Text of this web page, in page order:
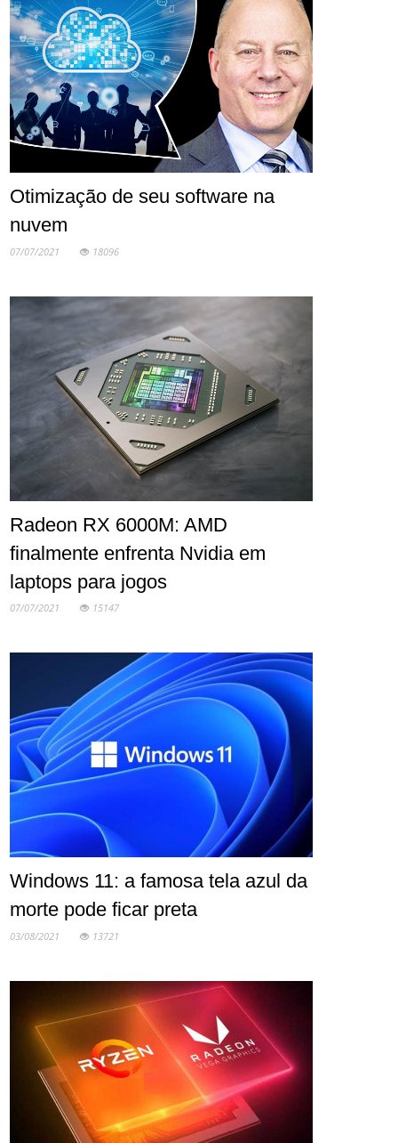
Otimização de seu software na
nuvem
07/07/2021 18096
Radeon RX 6000M: AMD
finalmente enfrenta Nvidia em
laptops para jogos
07/07/2021 15147
Windows 11: a famosa tela azul da
morte pode ficar preta
03/08/2021 13721